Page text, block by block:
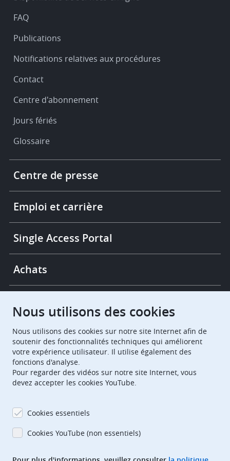
FAQ
Publications
Notifications relatives aux procédures
Contact
Centre d'abonnement
Jours fériés
Glossaire
More
links
Centre de presse
Emploi et carrière
Single Access Portal
Achats
European Patent Office EPO Jobs
EuropeanPatentOffice
EPOorg EPOjobs
Nous utilisons des cookies
Nous utilisons des cookies sur notre site Internet afin de
soutenir des fonctionnalités techniques qui améliorent
votre expérience utilisateur. Il utilise également des
fonctions d'analyse.
Pour regarder des vidéos sur notre site Internet, vous
devez accepter les cookies YouTube.
Cookies essentiels
Cookies YouTube (non essentiels)